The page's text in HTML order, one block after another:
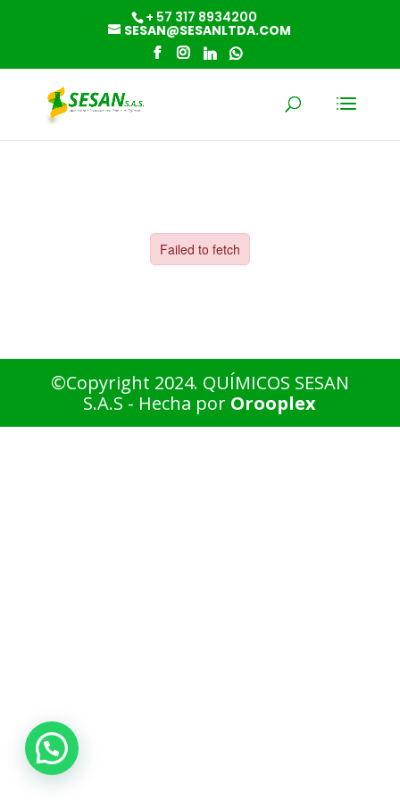
+ 57 317 8934200
SESAN@SESANLTDA.COM
©Copyright 2024. QUÍMICOS SESAN
S.A.S - Hecha por Orooplex